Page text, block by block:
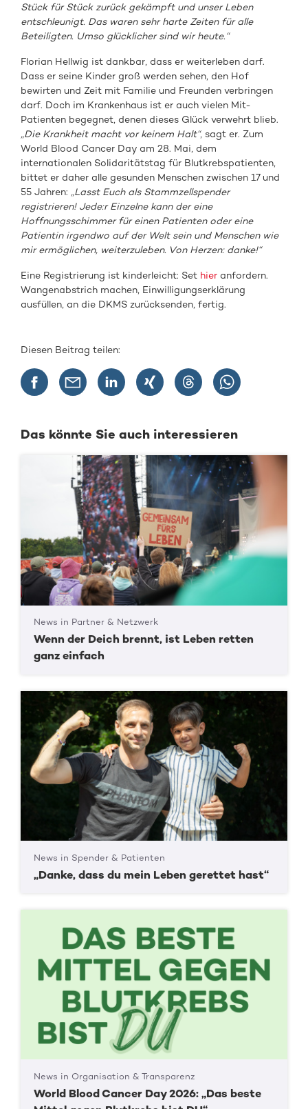
Stück für Stück zurück gekämpft und unser Leben
entschleunigt. Das waren sehr harte Zeiten für alle
Beteiligten. Umso glücklicher sind wir heute.“
Florian Hellwig ist dankbar, dass er weiterleben darf.
Dass er seine Kinder groß werden sehen, den Hof
bewirten und Zeit mit Familie und Freunden verbringen
darf. Doch im Krankenhaus ist er auch vielen Mit-
Patienten begegnet, denen dieses Glück verwehrt blieb.
„Die Krankheit macht vor keinem Halt“, sagt er. Zum
World Blood Cancer Day am 28. Mai, dem
internationalen Solidaritätstag für Blutkrebspatienten,
bittet er daher alle gesunden Menschen zwischen 17 und
55 Jahren: „Lasst Euch als Stammzellspender
registrieren! Jede:r Einzelne kann der eine
Hoffnungsschimmer für einen Patienten oder eine
Patientin irgendwo auf der Welt sein und Menschen wie
mir ermöglichen, weiterzuleben. Von Herzen: danke!“
Eine Registrierung ist kinderleicht: Set hieranfordern.
Wangenabstrich machen, Einwilligungserklärung
ausfüllen, an die DKMS zurücksenden, fertig.
Diesen Beitrag teilen:
Das könnte Sie auch interessieren
News in Partner & Netzwerk
Wenn der Deich brennt, ist Leben retten
ganz einfach
News in Spender & Patienten
„Danke, dass du mein Leben gerettet hast“
News in Organisation & Transparenz
World Blood Cancer Day 2026: „Das beste